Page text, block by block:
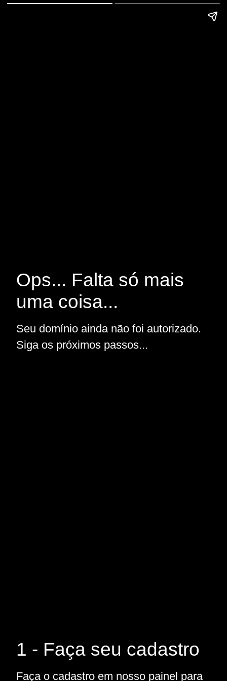
Ops... Falta só mais
uma coisa...
Seu domínio ainda não foi autorizado.
Siga os próximos passos...
1 - Faça seu cadastro
Faça o cadastro em nosso painel para